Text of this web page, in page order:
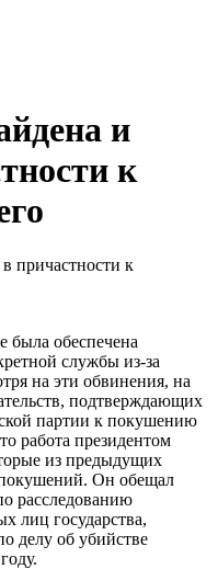
и
к
была обеспечена
службы из-за
на эти обвинения, на
подтверждающих
партии к покушению
работа президентом
из предыдущих
покушений. Он обещал
расследованию
лиц государства,
делу об убийстве